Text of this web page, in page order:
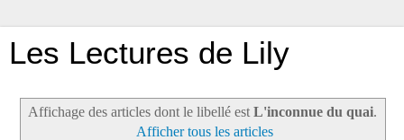
Les Lectures de Lily
Affichage des articles dont le libellé est L'inconnue du quai.
Afficher tous les articles